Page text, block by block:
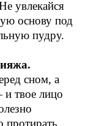
увлекайся
основу под
пудру.
сном, а
твое лицо
протирать